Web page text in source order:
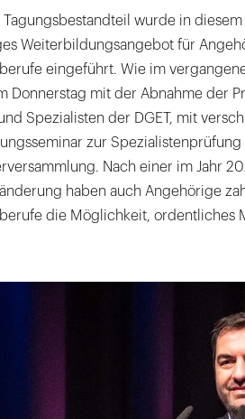
Tagungsbestandteil wurde in
Weiterbildungsangebot für
eingeführt. Wie im
Donnerstag mit der Abnahme der
Spezialisten der DGET, mit
zur Spezialistenprüfung
Nach einer im Jahr
haben auch Angehörige
die Möglichkeit, ordentliches